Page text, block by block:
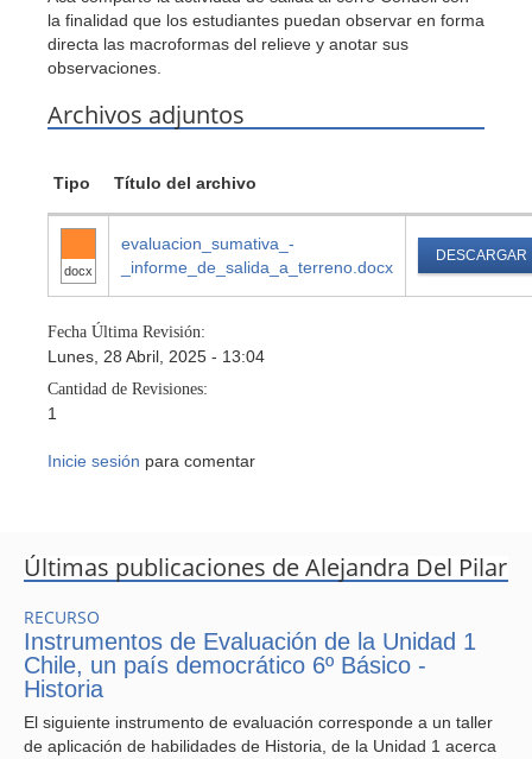
la finalidad que los estudiantes puedan observar en forma
directa las macroformas del relieve y anotar sus
observaciones.
Archivos adjuntos
Tipo Título del archivo
docx
evaluacion_sumativa_-
_informe_de_salida_a_terreno.docx
DESCARGAR
Fecha Última Revisión:
Lunes, 28 Abril, 2025 - 13:04
Cantidad de Revisiones:
1
Inicie sesión para comentar
Últimas publicaciones de Alejandra Del Pilar
RECURSO
Instrumentos de Evaluación de la Unidad 1
Chile, un país democrático 6º Básico -
Historia
El siguiente instrumento de evaluación corresponde a un taller
de aplicación de habilidades de Historia, de la Unidad 1 acerca